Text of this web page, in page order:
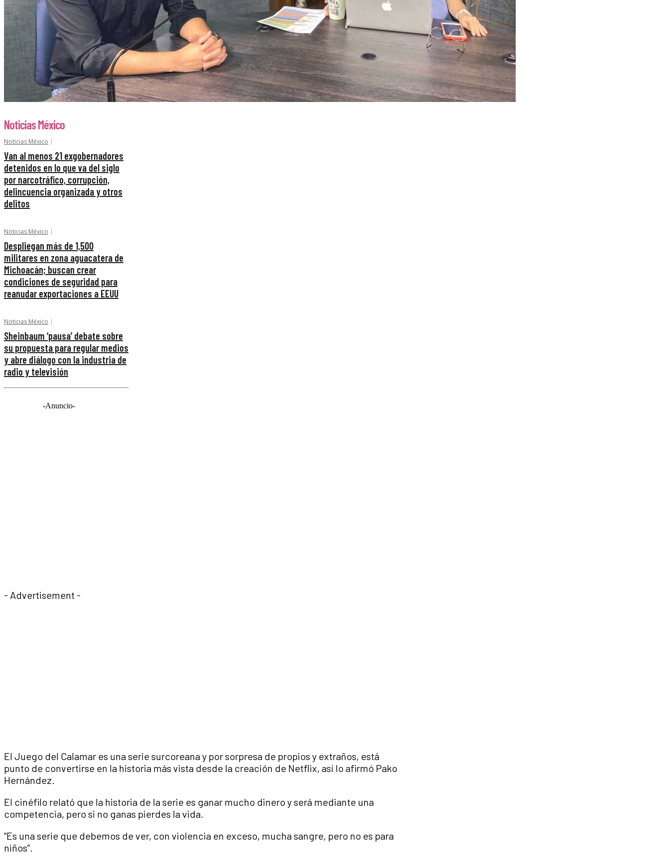
Noticias México
Noticias México
Van al menos 21 exgobernadores
detenidos en lo que va del siglo
por narcotráfico, corrupción,
delincuencia organizada y otros
delitos
Noticias México
Despliegan más de 1,500
militares en zona aguacatera de
Michoacán; buscan crear
condiciones de seguridad para
reanudar exportaciones a EEUU
Noticias México
Sheinbaum ‘pausa’ debate sobre
su propuesta para regular medios
y abre diálogo con la industria de
radio y televisión
-Anuncio-
- Advertisement -
El Juego del Calamar es una serie surcoreana y por sorpresa de propios y extraños, está
punto de convertirse en la historia más vista desde la creación de Netflix, así lo afirmó Pako
Hernández.
El cinéfilo relató que la historia de la serie es ganar mucho dinero y será mediante una
competencia, pero si no ganas pierdes la vida.
“Es una serie que debemos de ver, con violencia en exceso, mucha sangre, pero no es para
niños”.